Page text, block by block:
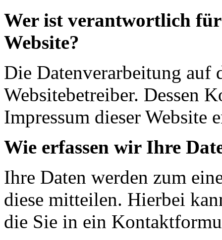
Wer ist verantwortlich für
Website?
Die Datenverarbeitung auf
Websitebetreiber. Dessen
Impressum dieser Website
Wie erfassen wir Ihre
Ihre Daten werden zum
diese mitteilen. Hierbei
die Sie in ein